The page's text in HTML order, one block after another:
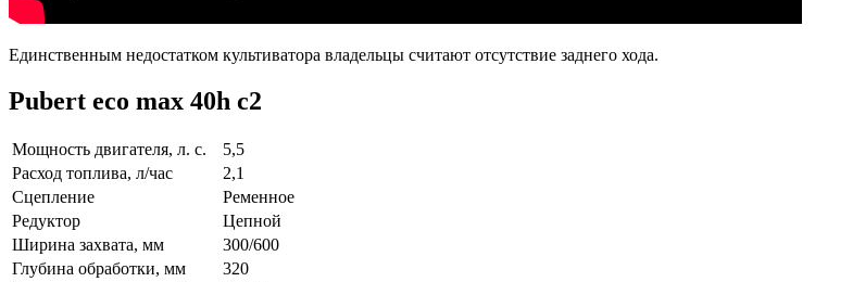
Единственным недостатком культиватора владельцы считают отсутствие заднего хода.
Pubert eco max 40h c2
Мощность двигателя, л. с.
5,5
Расход топлива, л/час
2,1
Сцепление
Ременное
Редуктор
Цепной
Ширина захвата, мм
300/600
Глубина обработки, мм
320